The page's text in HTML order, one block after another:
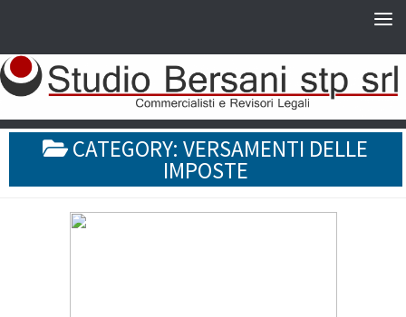
CATEGORY: VERSAMENTI DELLE
IMPOSTE